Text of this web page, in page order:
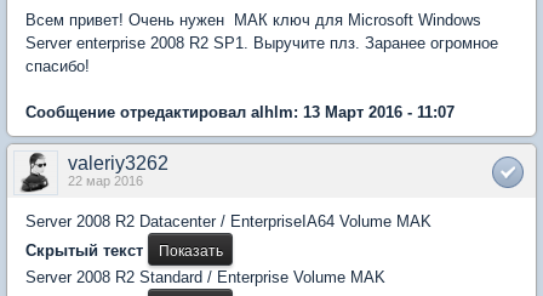
Всем привет! Очень нужен МАК ключ для Microsoft Windows
Server enterprise 2008 R2 SP1. Выручите плз. Заранее огромное
спасибо!
Сообщение отредактировал alhlm: 13 Март 2016 - 11:07
valeriy3262
22 мар 2016
Server 2008 R2 Datacenter / EnterpriseIA64 Volume MAK
Скрытый текст
Server 2008 R2 Standard / Enterprise Volume MAK